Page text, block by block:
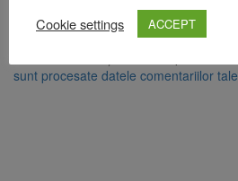
sunt procesate datele comentariilor tale
Cookie settings
ACCEPT